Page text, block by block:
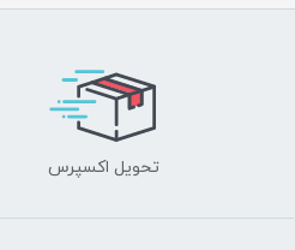
تحویل اکسپرس